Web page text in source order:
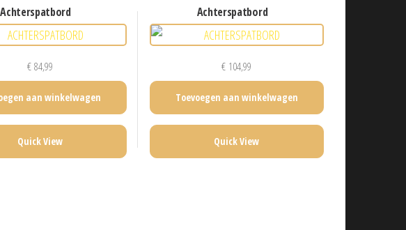
achterspatbord
€84,99
aan winkelwagen
Quick View
achterspatbord
€ 104,99
Toevoegen aan winkelwagen
Quick View